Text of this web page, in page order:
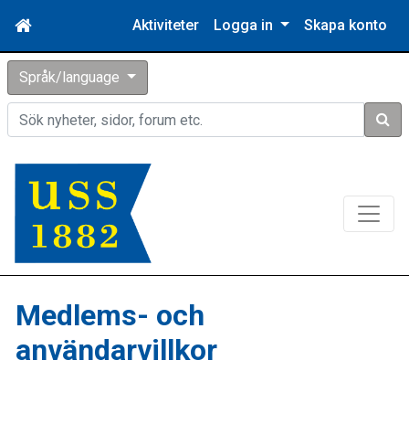
Aktiviteter Logga in Skapa konto
Språk/language
Sök
Medlems- och
användarvillkor